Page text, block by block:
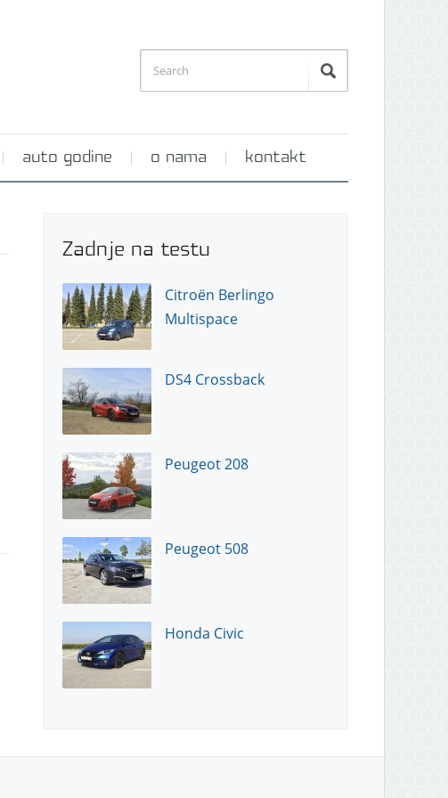
auto godine o nama kontakt
Zadnje na testu
Citroën Berlingo
Multispace
DS4 Crossback
Peugeot 208
Peugeot 508
Honda Civic